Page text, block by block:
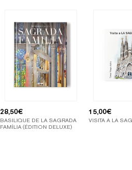
28,50€
BASILIQUE DE LA SAGRADA
FAMÍLIA (ÉDITION DELUXE)
15,00€
VISITA A LA